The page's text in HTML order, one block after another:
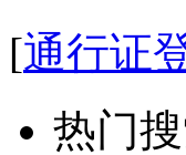
[通行证
热门搜